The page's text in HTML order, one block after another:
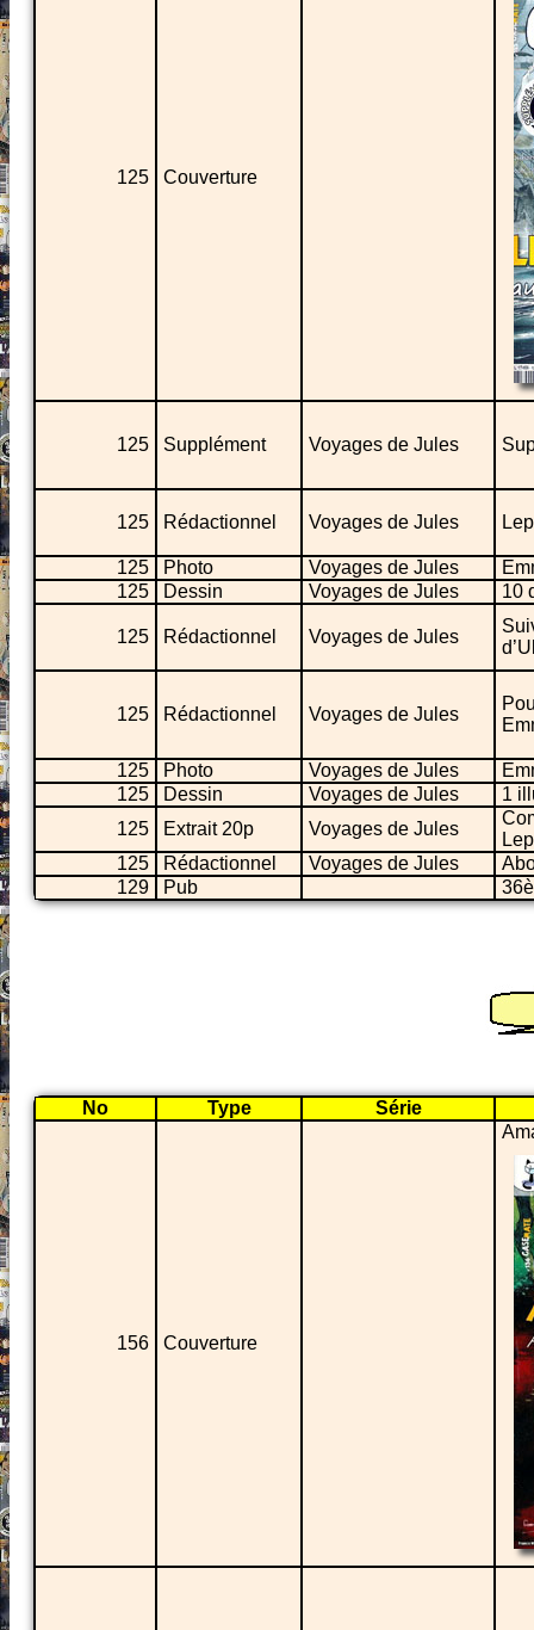
125 Couverture
125 Supplément Voyages de Jules
125 Rédactionnel Voyages de Jules
125 Photo Voyages de Jules
125
Dessin Voyages de Jules 10
125 Rédactionnel Voyages de Jules
125 Rédactionnel Voyages de Jules
125 Photo Voyages de Jules
125
Dessin Voyages de Jules
1
125
Extrait 20p Voyages de Jules
125
Rédactionnel Voyages de Jules
129
Pub
No Type Série
156 Couverture